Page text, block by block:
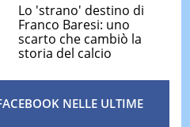
Lo 'strano' destino di
Franco Baresi: uno
scarto che cambiò la
storia del calcio
NELLE ULTIME